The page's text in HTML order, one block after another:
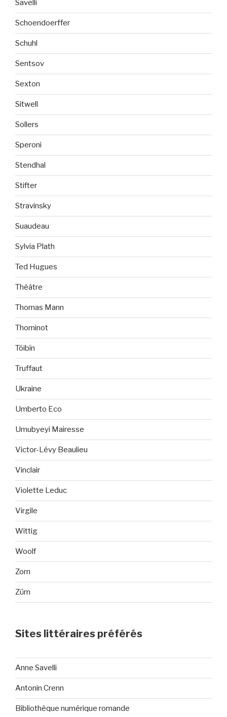
Savelli
Schoendoerffer
Schuhl
Sentsov
Sexton
Sitwell
Sollers
Speroni
Stendhal
Stifter
Stravinsky
Suaudeau
Sylvia Plath
Ted Hugues
Théâtre
Thomas Mann
Thominot
Tóibín
Truffaut
Ukraine
Umberto Eco
Umubyeyi Mairesse
Victor-Lévy Beaulieu
Vinclair
Violette Leduc
Virgile
Wittig
Woolf
Zorn
Zürn
Sites littéraires préférés
Anne Savelli
Antonin Crenn
Bibliothèque numérique romande